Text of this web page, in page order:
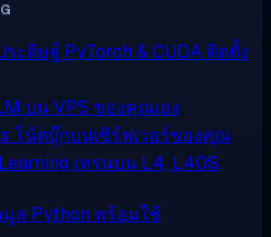
ะดิษฐ์ PyTorch & CUDA ติดตั้ง
บน VPS ของคุณเอง
โน้ตบุ๊กบนเซิร์ฟเวอร์ของคุณ
เทรนบน L4, L40S,
ล Python พร้อมใช้